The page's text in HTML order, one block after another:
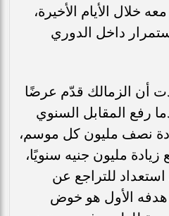
خلال الأيام الأخيرة،
داخل الدوري
أن الزمالك قدّم عرضًا
رفع المقابل السنوي
نصف مليون كل موسم،
زيادة مليون جنيه سنويًا،
استعداد للتراجع عن
الأول هو خوض